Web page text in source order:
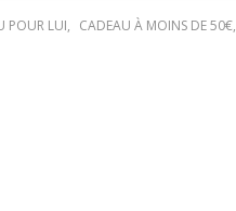
POUR LUI, CADEAU À MOINS DE 50€,